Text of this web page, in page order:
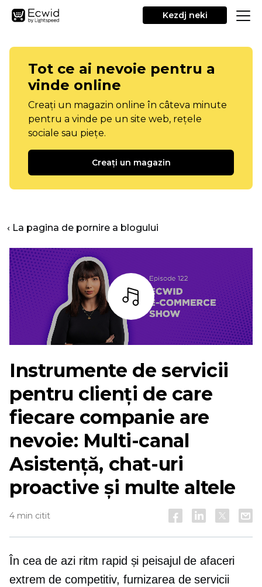
Kezdj neki
Tot ce ai nevoie pentru a
vinde online
Creați un magazin online în câteva minute
pentru a vinde pe un site web, rețele
sociale sau piețe.
Creați un magazin
‹ La pagina de pornire a blogului
Asculta
Instrumente de servicii
pentru clienți de care
fiecare companie are
nevoie: Multi-canal
Asistență, chat-uri
proactive și multe altele
4 min citit
În cea de azi ritm rapid și peisajul de afaceri
extrem de competitiv, furnizarea de servicii